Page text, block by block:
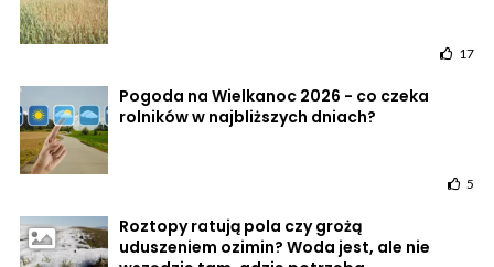
17
Pogoda na Wielkanoc 2026 - co czeka
rolników w najbliższych dniach?
5
Roztopy ratują pola czy grożą
uduszeniem ozimin? Woda jest, ale nie